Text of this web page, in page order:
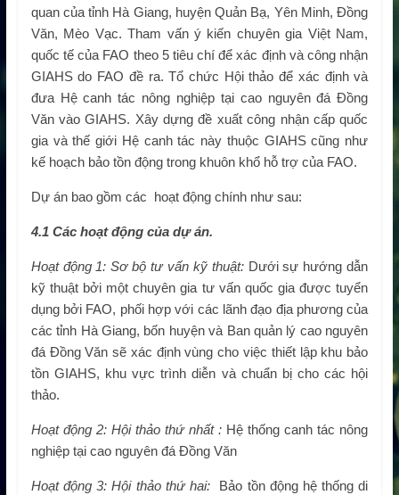
quan của tỉnh Hà Giang, huyện Quản Bạ, Yên Minh, Đồng
Văn, Mèo Vạc. Tham vấn ý kiến chuyên gia Việt Nam,
quốc tế của FAO theo 5 tiêu chí để xác định và công nhận
GIAHS do FAO đề ra. Tổ chức Hội thảo để xác định và
đưa Hệ canh tác nông nghiệp tại cao nguyên đá Đồng
Văn vào GIAHS. Xây dựng đề xuất công nhận cấp quốc
gia và thế giới Hệ canh tác này thuộc GIAHS cũng như
kế hoạch bảo tồn động trong khuôn khổ hỗ trợ của FAO.
Dự án bao gồm các hoạt động chính như sau:
4.1 Các hoạt động của dự án.
Hoạt động 1:Sơ bộ tư vấn kỹ thuật: Dưới sự hướng dẫn
kỹ thuật bởi một chuyên gia tư vấn quốc gia được tuyển
dụng bởi FAO, phối hợp với các lãnh đạo địa phương của
các tỉnh Hà Giang, bốn huyện và Ban quản lý cao nguyên
đá Đồng Văn sẽ xác định vùng cho việc thiết lập khu bảo
tồn GIAHS, khu vực trình diễn và chuẩn bị cho các hội
thảo.
Hoạt động 2: Hội thảo thứ nhất : Hệ thống canh tác nông
nghiệp tại cao nguyên đá Đồng Văn
Hoạt động 3: Hội thảo thứ hai:
Bảo tồn động hệ thống di